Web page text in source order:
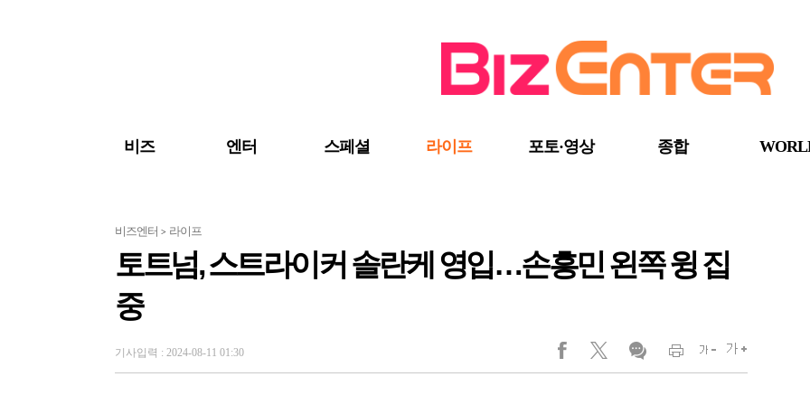
비즈 엔터 스페셜 라이프 포토·영상 종합
비즈엔터 > 라이프
토트넘, 스트라이커 솔란케 영입…손흥민 왼쪽 윙 집
중
기사입력 : 2024-08-11 01:30